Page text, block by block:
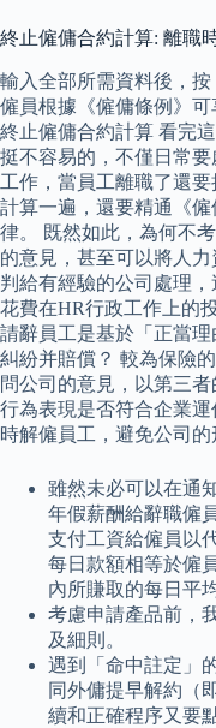
終止僱傭合約計算: 離職
輸入全部所需資料後，
僱員根據《僱傭條例》可
終止僱傭合約計算 看完
挺不容易的，不僅日常
工作，當員工離職了還
計算一遍，還要精通《
律。 既然如此，為何不
的意見，甚至可以將人
判給有經驗的公司處理
花費在HR行政工作上的
請辭員工是基於「正當
糾紛并賠償？ 較為保險
問公司的意見，以第三
行為表現是否符合企業
時解僱員工，避免公司的
雖然未必可以在通
年假薪酬給辭職僱
支付工資給僱員以
每日款額相等於僱
內所賺取的每日平
考慮申請產品前，
及細則。
遇到「命中註定」
同外傭提早解約（
續和正確程序又要